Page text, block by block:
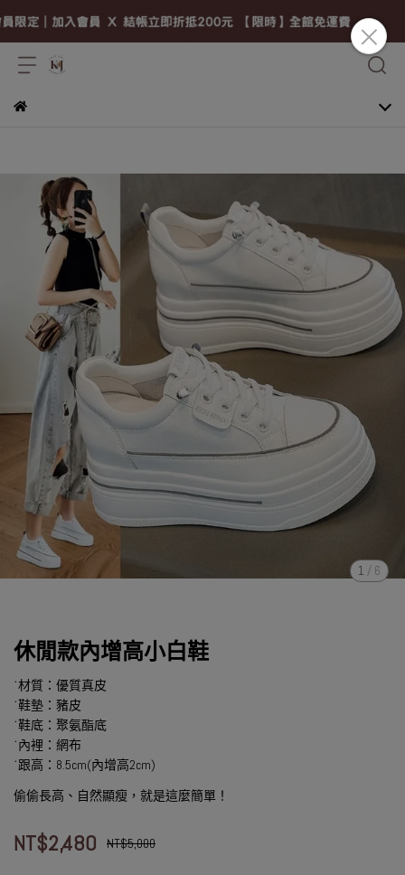
1 / 6
休閒款內增高小白鞋
˙材質：優質真皮
˙鞋墊：豬皮
˙鞋底：聚氨酯底
˙內裡：網布
˙跟高：8.5cm(內增高2cm)
偷偷長高、自然顯瘦，就是這麼簡單！
NT$2,480 NT$5,000